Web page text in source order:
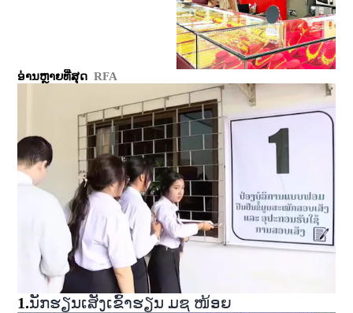
ອ່ານຫຼາຍທີ່ສຸດ RFA
1.ນັກຮຽນເສັງເຂົ້າຮຽນ ມຊ ໜ້ອຍ